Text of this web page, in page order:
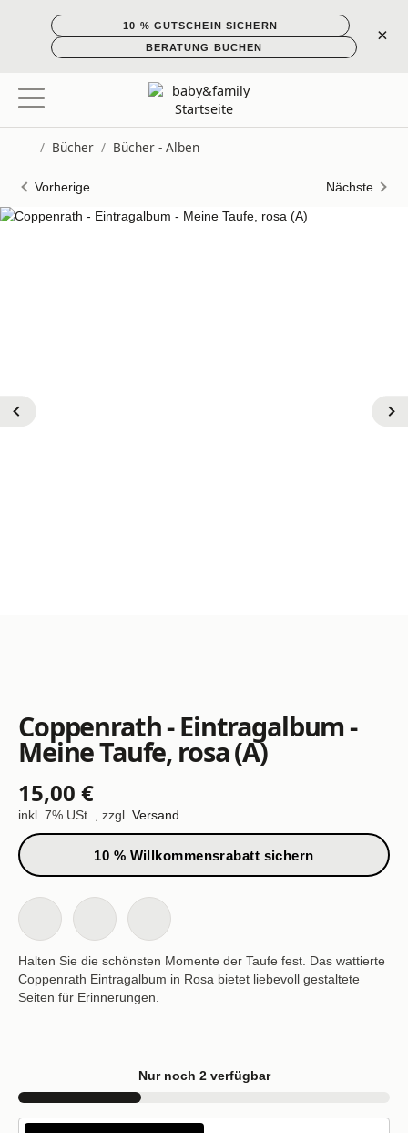
10 % GUTSCHEIN SICHERN
BERATUNG BUCHEN
×
/ Bücher / Bücher - Alben
Vorherige Nächste
Coppenrath - Eintragalbum -
Meine Taufe, rosa (A)
15,00 €
inkl. 7% USt. , zzgl. Versand
10 % Willkommensrabatt sichern
Halten Sie die schönsten Momente der Taufe fest. Das wattierte
Coppenrath Eintragalbum in Rosa bietet liebevoll gestaltete
Seiten für Erinnerungen.
Nur noch 2 verfügbar